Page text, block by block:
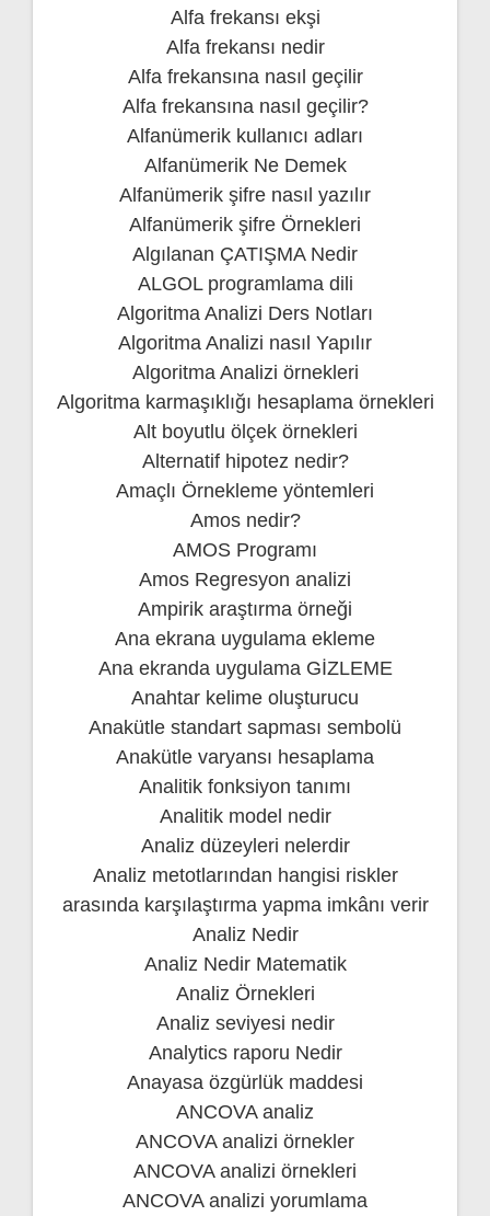
Alfa frekansı ekşi
Alfa frekansı nedir
Alfa frekansına nasıl geçilir
Alfa frekansına nasıl geçilir?
Alfanümerik kullanıcı adları
Alfanümerik Ne Demek
Alfanümerik şifre nasıl yazılır
Alfanümerik şifre Örnekleri
Algılanan ÇATIŞMA Nedir
ALGOL programlama dili
Algoritma Analizi Ders Notları
Algoritma Analizi nasıl Yapılır
Algoritma Analizi örnekleri
Algoritma karmaşıklığı hesaplama örnekleri
Alt boyutlu ölçek örnekleri
Alternatif hipotez nedir?
Amaçlı Örnekleme yöntemleri
Amos nedir?
AMOS Programı
Amos Regresyon analizi
Ampirik araştırma örneği
Ana ekrana uygulama ekleme
Ana ekranda uygulama GİZLEME
Anahtar kelime oluşturucu
Anakütle standart sapması sembolü
Anakütle varyansı hesaplama
Analitik fonksiyon tanımı
Analitik model nedir
Analiz düzeyleri nelerdir
Analiz metotlarından hangisi riskler
arasında karşılaştırma yapma imkânı verir
Analiz Nedir
Analiz Nedir Matematik
Analiz Örnekleri
Analiz seviyesi nedir
Analytics raporu Nedir
Anayasa özgürlük maddesi
ANCOVA analiz
ANCOVA analizi örnekler
ANCOVA analizi örnekleri
ANCOVA analizi yorumlama